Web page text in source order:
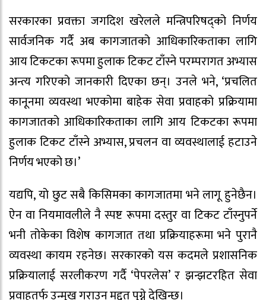
सरकारका प्रवक्ता जगदिश खरेलले मन्त्रिपरिषद्को निर्णय
सार्वजनिक गर्दै अब कागजातको आधिकारिकताका लागि
आय टिकटका रूपमा हुलाक टिकट टाँस्ने परम्परागत अभ्यास
अन्त्य गरिएको जानकारी दिएका छन्। उनले भने, ‘प्रचलित
कानूनमा व्यवस्था भएकोमा बाहेक सेवा प्रवाहको प्रक्रियामा
कागजातको आधिकारिकताका लागि आय टिकटका रूपमा
हुलाक टिकट टाँस्ने अभ्यास, प्रचलन वा व्यवस्थालाई हटाउने
निर्णय भएको छ।’
यद्यपि, यो छुट सबै किसिमका कागजातमा भने लागू हुनेछैन।
ऐन वा नियमावलीले नै स्पष्ट रूपमा दस्तुर वा टिकट टाँस्नुपर्ने
भनी तोकेका विशेष कागजात तथा प्रक्रियाहरूमा भने पुरानै
व्यवस्था कायम रहनेछ। सरकारको यस कदमले प्रशासनिक
प्रक्रियालाई सरलीकरण गर्दै ‘पेपरलेस’ र झन्झटरहित सेवा
प्रवाहतर्फ उन्मुख गराउन मद्दत पुग्ने देखिन्छ।